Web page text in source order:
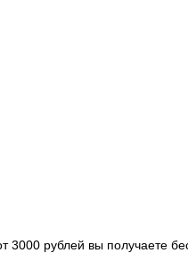
3000 рублей вы получаете